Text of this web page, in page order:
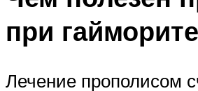
при гайморите
Лечение прополисом